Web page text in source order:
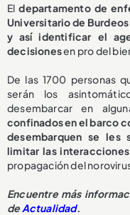
El departamento de
Universitario de
y así identificar el
decisionesen pro del
De las 1700 personas
serán los
desembarcar en
confinados en el barco
desembarquen se les
limitar las
propagación del
Encuentre más
deActualidad.